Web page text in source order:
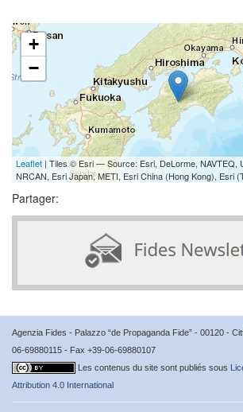
+
−
Leaflet | Tiles © Esri — Source: Esri, DeLorme, NAVTEQ,
NRCAN, Esri Japan, METI, Esri China (Hong Kong), Esri
Partager:
Agenzia Fides - Palazzo “de Propaganda Fide” - 00120 -
06-69880115 - Fax +39-06-69880107
Les contenus du site sont publiés sous
Attribution 4.0 International